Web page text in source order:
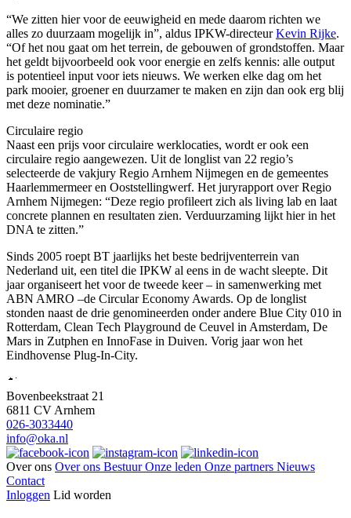
“We zitten hier voor de eeuwigheid en mede daarom richten we
alles zo duurzaam mogelijk in”, aldus IPKW-directeurKevin Rijke.
“Of het nou gaat om het terrein, de gebouwen of grondstoffen. Maar
het geldt bijvoorbeeld ook voor energie en zelfs kennis: alle output
is potentieel input voor iets nieuws. We werken elke dag om het
park mooier, groener en duurzamer te maken en zijn dan ook erg blij
met deze nominatie.”
Circulaire regio
Naast een prijs voor circulaire werklocaties, wordt er ook een
circulaire regio aangewezen. Uit de longlist van 22 regio’s
selecteerde de vakjury Regio Arnhem Nijmegen en de gemeentes
Haarlemmermeer en Ooststellingwerf. Het juryrapport over Regio
Arnhem Nijmegen: “Deze regio profileert zich als living lab en laat
concrete plannen en resultaten zien. Verduurzaming lijkt hier in het
DNA te zitten.”
Sinds 2005 roept BT jaarlijks het beste bedrijventerrein van
Nederland uit, een titel die IPKW al eens in de wacht sleepte. Dit
jaar organiseert het voor de tweede keer – in samenwerking met
ABN AMRO –de Circular Economy Awards. Op de longlist
stonden naast de drie genomineerden onder andere Blue City 010 in
Rotterdam, Clean Tech Playground de Ceuvel in Amsterdam, De
Mars in Zutphen en InnoFase in Duiven. Vorig jaar won het
Eindhovense Plug-In-City.
Bovenbeekstraat 21
6811 CV Arnhem
026-3033440
info@oka.nl
Over ons Over ons BestuurOnze leden Onze partners Nieuws
Contact
Inloggen Lid worden